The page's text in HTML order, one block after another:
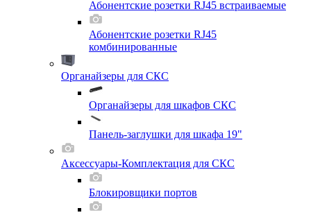
Абонентские розетки RJ45 встраиваемые
Абонентские розетки RJ45
комбинированные
Органайзеры для СКС
Органайзеры для шкафов СКС
Панель-заглушки для шкафа 19"
Аксессуары-Комплектация для СКС
Блокировщики портов